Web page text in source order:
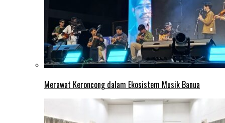
Merawat Keroncong dalam Ekosistem Musik Banua